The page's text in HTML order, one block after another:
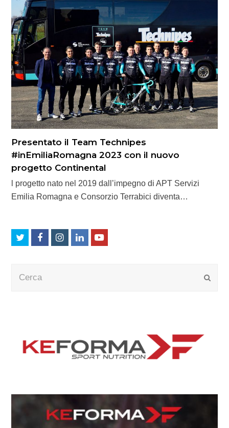
Presentato il Team Technipes
#inEmiliaRomagna 2023 con il nuovo
progetto Continental
l progetto nato nel 2019 dall’impegno di APT Servizi
Emilia Romagna e Consorzio Terrabici diventa…
TwitterFacebookInstagram
LinkedInYoutube